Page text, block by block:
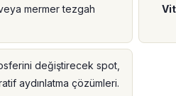
mermer tezgah
değiştirecek spot,
aydınlatma çözümleri.